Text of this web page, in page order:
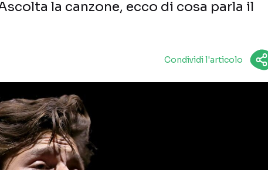
la canzone, ecco di cosa parla il
Condividi l'articolo